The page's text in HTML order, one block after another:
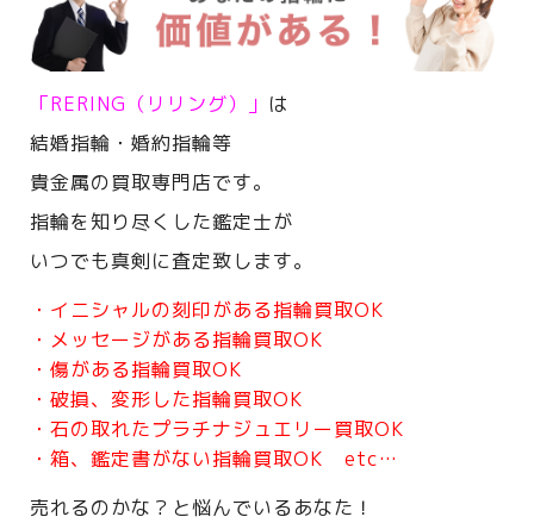
「RERING（リリング）」 は
結婚指輪・婚約指輪等
貴金属の買取専門店です。
指輪を知り尽くした鑑定士が
いつでも真剣に査定致します。
・イニシャルの刻印がある指輪買取OK
・メッセージがある指輪買取OK
・傷がある指輪買取OK
・破損、変形した指輪買取OK
・石の取れたプラチナジュエリー買取OK
・箱、鑑定書がない指輪買取OK etc…
売れるのかな？と悩んでいるあなた！